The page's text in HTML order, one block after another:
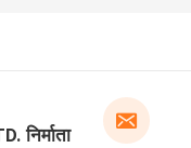
निर्माता